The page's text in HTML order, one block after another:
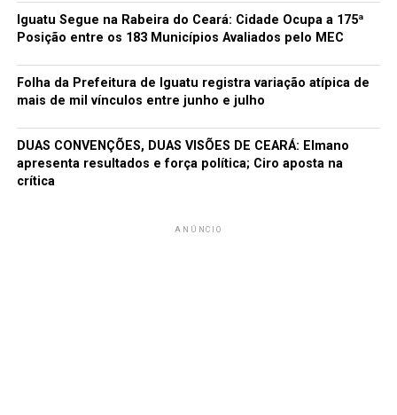
Iguatu Segue na Rabeira do Ceará: Cidade Ocupa a 175ª
Posição entre os 183 Municípios Avaliados pelo MEC
Folha da Prefeitura de Iguatu registra variação atípica de
mais de mil vínculos entre junho e julho
DUAS CONVENÇÕES, DUAS VISÕES DE CEARÁ: Elmano
apresenta resultados e força política; Ciro aposta na
crítica
ANÚNCIO